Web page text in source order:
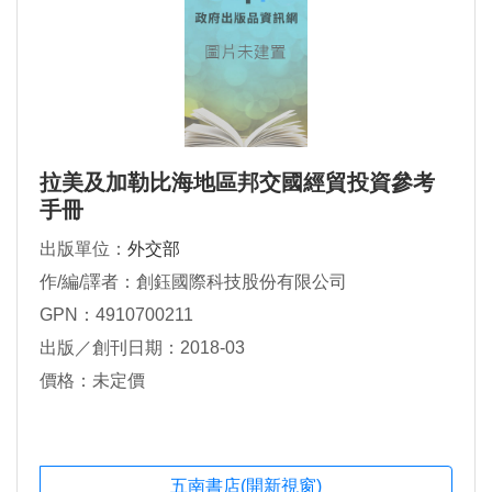
拉美及加勒比海地區邦交國經貿投資參考
手冊
出版單位： 外交部
作/編/譯者：創鈺國際科技股份有限公司
GPN：4910700211
出版／創刊日期：2018-03
價格：未定價
五南書店(開新視窗)